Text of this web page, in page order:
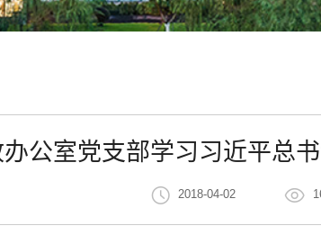
公室党支部学习习近平总
2018-04-02